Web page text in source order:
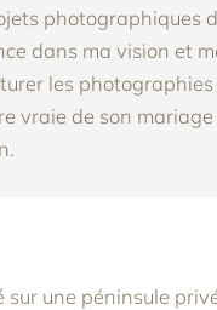
photographiques
dans ma vision et
les
vraie de son
une péninsule